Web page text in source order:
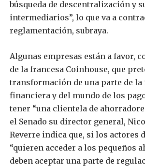
búsqueda de descentralización y
intermediarios”, lo que va a
reglamentación, subraya.
Algunas empresas están a favor,
de la francesa Coinhouse, que
transformación de una parte de
financiera y del mundo de los
tener “una clientela de
el Senado su director general,
Reverre indica que, si los actores
“quieren acceder a los pequeños
deben aceptar una parte de